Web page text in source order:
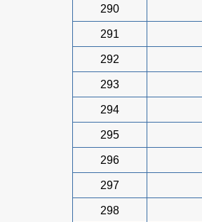
290
291
292
293
294
295
296
297
298